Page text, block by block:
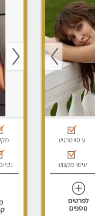
עיסוי מרגיע
עיסוי מקצועי
לפרטים
נוספים
לגבר,
נקי